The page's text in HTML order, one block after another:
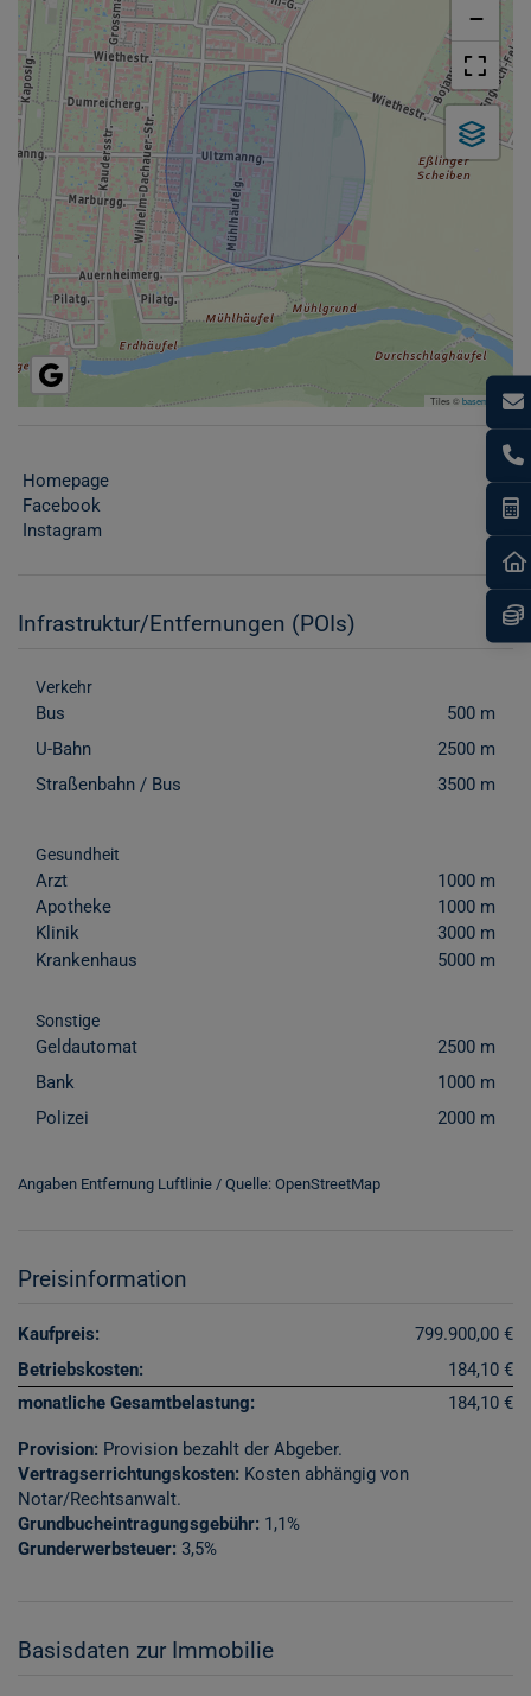
−
Tiles ©basemap.at
Homepage
Facebook
Instagram
Infrastruktur/Entfernungen (POIs)
Verkehr
Bus
500 m
U-Bahn
2500 m
Straßenbahn / Bus
3500 m
Gesundheit
Arzt
1000 m
Apotheke
1000 m
Klinik
3000 m
Krankenhaus
5000 m
Sonstige
Geldautomat
2500 m
Bank
1000 m
Polizei
2000 m
Angaben Entfernung Luftlinie / Quelle: OpenStreetMap
Preisinformation
Kaufpreis:
799.900,00 €
Betriebskosten:
184,10 €
monatliche Gesamtbelastung:
184,10 €
Provision: Provision bezahlt der Abgeber.
Vertragserrichtungskosten: Kosten abhängig von
Notar/Rechtsanwalt.
Grundbucheintragungsgebühr: 1,1%
Grunderwerbsteuer: 3,5%
Basisdaten zur Immobilie